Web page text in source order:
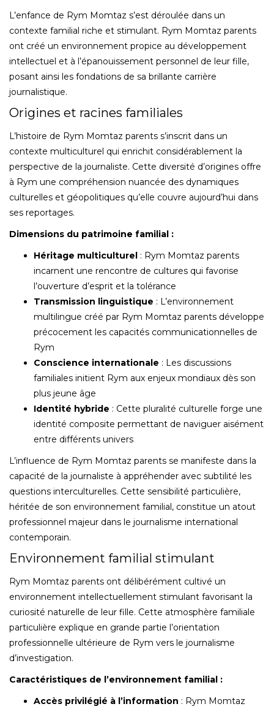
L’enfance de Rym Momtaz s’est déroulée dans un
contexte familial riche et stimulant. Rym Momtaz parents
ont créé un environnement propice au développement
intellectuel et à l’épanouissement personnel de leur fille,
posant ainsi les fondations de sa brillante carrière
journalistique.
Origines et racines familiales
L’histoire de Rym Momtaz parents s’inscrit dans un
contexte multiculturel qui enrichit considérablement la
perspective de la journaliste. Cette diversité d’origines offre
à Rym une compréhension nuancée des dynamiques
culturelles et géopolitiques qu’elle couvre aujourd’hui dans
ses reportages.
Dimensions du patrimoine familial :
Héritage multiculturel : Rym Momtaz parents
incarnent une rencontre de cultures qui favorise
l’ouverture d’esprit et la tolérance
Transmission linguistique : L’environnement
multilingue créé par Rym Momtaz parents développe
précocement les capacités communicationnelles de
Rym
Conscience internationale : Les discussions
familiales initient Rym aux enjeux mondiaux dès son
plus jeune âge
Identité hybride : Cette pluralité culturelle forge une
identité composite permettant de naviguer aisément
entre différents univers
L’influence de Rym Momtaz parents se manifeste dans la
capacité de la journaliste à appréhender avec subtilité les
questions interculturelles. Cette sensibilité particulière,
héritée de son environnement familial, constitue un atout
professionnel majeur dans le journalisme international
contemporain.
Environnement familial stimulant
Rym Momtaz parents ont délibérément cultivé un
environnement intellectuellement stimulant favorisant la
curiosité naturelle de leur fille. Cette atmosphère familiale
particulière explique en grande partie l’orientation
professionnelle ultérieure de Rym vers le journalisme
d’investigation.
Caractéristiques de l’environnement familial :
Accès privilégié à l’information : Rym Momtaz